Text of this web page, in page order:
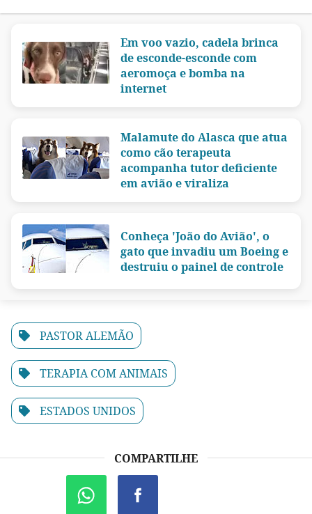
Em voo vazio, cadela brinca
de esconde-esconde com
aeromoça e bomba na
internet
Malamute do Alasca que atua
como cão terapeuta
acompanha tutor deficiente
em avião e viraliza
Conheça 'João do Avião', o
gato que invadiu um Boeing e
destruiu o painel de controle
PASTOR ALEMÃO
TERAPIA COM ANIMAIS
ESTADOS UNIDOS
COMPARTILHE